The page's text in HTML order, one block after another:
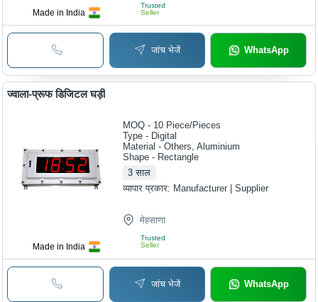
Made in India
Trusted
Seller
जांच भेजें WhatsApp
Made in India
ज्वाला-प्रूफ डिजिटल घड़ी
MOQ - 10 Piece/Pieces
Type - Digital
Material - Others, Aluminium
Shape - Rectangle
3 साल
व्यापार प्रकार: Manufacturer | Supplier
मेहसाणा
Trusted
Seller
जांच भेजें WhatsApp